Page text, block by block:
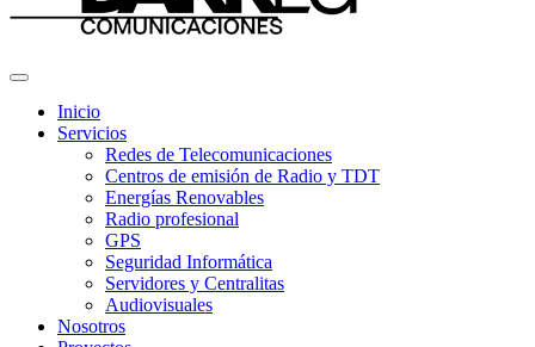
Inicio
Servicios
Redes de Telecomunicaciones
Centros de emisión de Radio y TDT
Energías Renovables
Radio profesional
GPS
Seguridad Informática
Servidores y Centralitas
Audiovisuales
Nosotros